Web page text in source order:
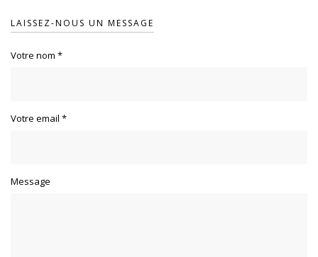
LAISSEZ-NOUS UN MESSAGE
Votre nom *
Votre email *
Message